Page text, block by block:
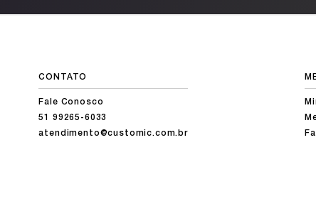
CONTATO
Fale Conosco
51 99265-6033
atendimento@customic.com.br